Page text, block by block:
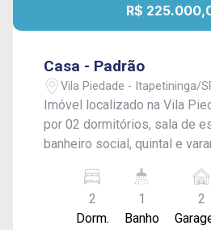
R$
Casa - Padrão
Vila Piedade - Itapetininga/
Imóvel localizado na Vila
por 02 dormitórios, sala de
banheiro social, quintal e
e 01 vaga descoberta. O
acabamento em piso frio
ambientes e forro.
2
Dorm.
1
Banho
2